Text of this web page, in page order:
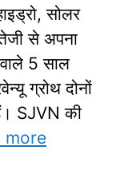
सोलर
से अपना
वाले 5 साल
ग्रोथ दोनों
SJVN की
more